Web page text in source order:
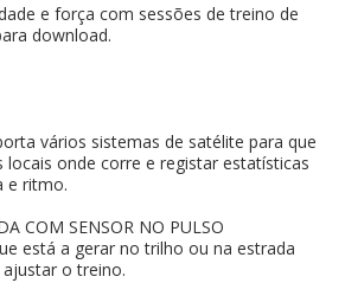
e força com sessões de treino de
download.
vários sistemas de satélite para que
onde corre e registar estatísticas
e ritmo.
COM SENSOR NO PULSO
está a gerar no trilho ou na estrada
o treino.